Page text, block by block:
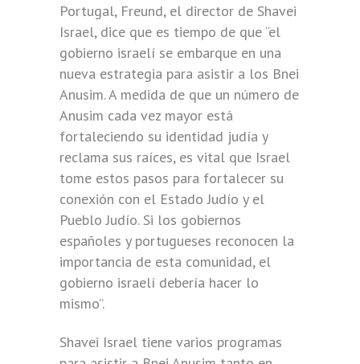
Portugal, Freund, el director de Shavei
Israel, dice que es tiempo de que “el
gobierno israelí se embarque en una
nueva estrategia para asistir a los Bnei
Anusim. A medida de que un número de
Anusim cada vez mayor está
fortaleciendo su identidad judía y
reclama sus raíces, es vital que Israel
tome estos pasos para fortalecer su
conexión con el Estado Judío y el
Pueblo Judío. Si los gobiernos
españoles y portugueses reconocen la
importancia de esta comunidad, el
gobierno israelí debería hacer lo
mismo”.
Shavei Israel tiene varios programas